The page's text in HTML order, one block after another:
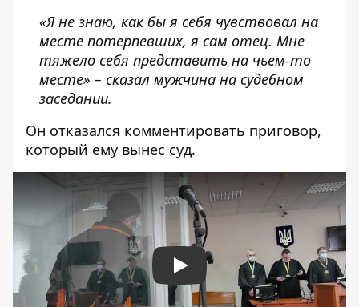
«Я не знаю, как бы я себя чувствовал на
месте потерпевших, я сам отец. Мне
тяжело себя представить на чьем-то
месте» – сказал мужчина на судебном
заседании.
Он отказался комментировать приговор,
который ему вынес суд.
Play